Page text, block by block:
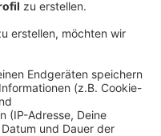
Krieg teilweise
an den Tankstellen
Aloys Prinz von
Energiekosten
viele Waren. Die